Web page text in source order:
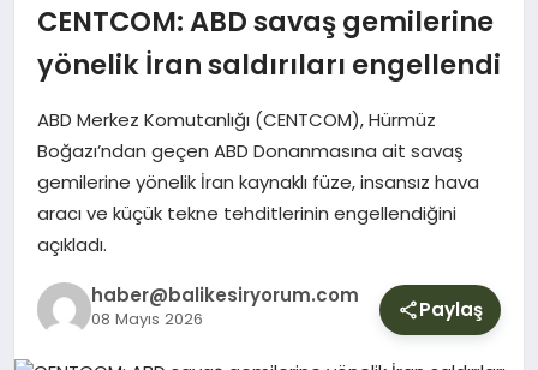
BÜLTEN
YURT
CENTCOM: ABD savaş gemilerine
yönelik İran saldırıları engellendi
ABD Merkez Komutanlığı (CENTCOM), Hürmüz
Boğazı’ndan geçen ABD Donanmasına ait savaş
gemilerine yönelik İran kaynaklı füze, insansız hava
aracı ve küçük tekne tehditlerinin engellendiğini
açıkladı.
haber@balikesiryorum.com
08 Mayıs 2026 Paylaş